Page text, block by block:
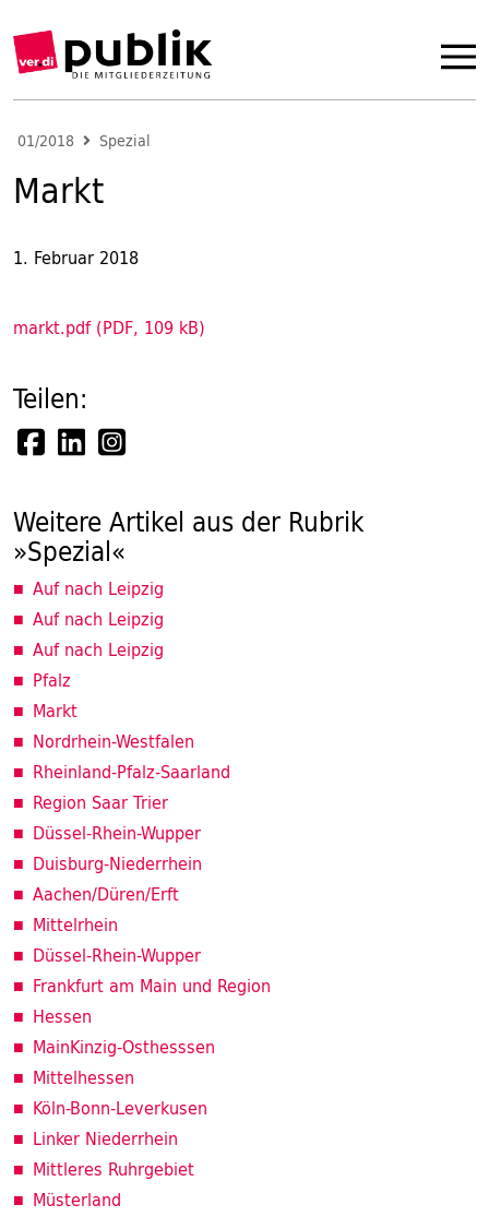
01/2018 Spezial
Markt
1. Februar 2018
markt.pdf (PDF, 109 kB)
Teilen:
Weitere Artikel aus der Rubrik
»Spezial«
Auf nach Leipzig
Auf nach Leipzig
Auf nach Leipzig
Pfalz
Markt
Nordrhein-Westfalen
Rheinland-Pfalz-Saarland
Region Saar Trier
Düssel-Rhein-Wupper
Duisburg-Niederrhein
Aachen/Düren/Erft
Mittelrhein
Düssel-Rhein-Wupper
Frankfurt am Main und Region
Hessen
MainKinzig-Osthesssen
Mittelhessen
Köln-Bonn-Leverkusen
Linker Niederrhein
Mittleres Ruhrgebiet
Müsterland